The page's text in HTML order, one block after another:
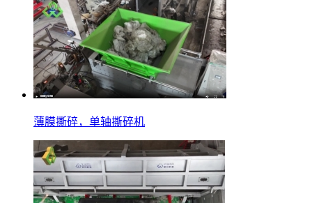
薄膜撕碎，单轴撕碎机